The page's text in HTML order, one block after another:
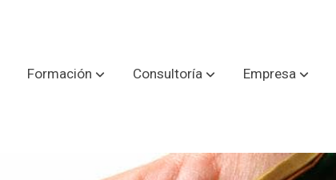
Formación Consultoría Empresa